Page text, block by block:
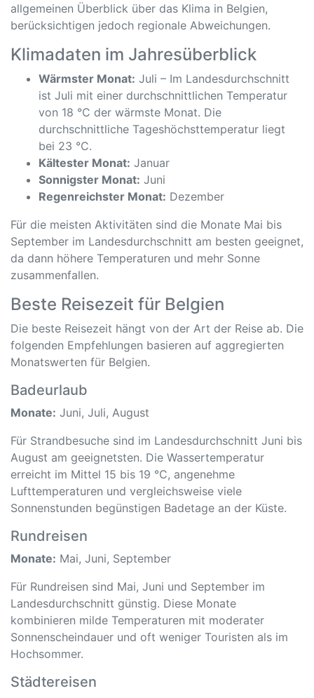
allgemeinen Überblick über das Klima in Belgien,
berücksichtigen jedoch regionale Abweichungen.
Klimadaten im Jahresüberblick
Wärmster Monat: Juli – Im Landesdurchschnitt
ist Juli mit einer durchschnittlichen Temperatur
von 18 °C der wärmste Monat. Die
durchschnittliche Tageshöchsttemperatur liegt
bei 23 °C.
Kältester Monat: Januar
Sonnigster Monat: Juni
Regenreichster Monat: Dezember
Für die meisten Aktivitäten sind die Monate Mai bis
September im Landesdurchschnitt am besten geeignet,
da dann höhere Temperaturen und mehr Sonne
zusammenfallen.
Beste Reisezeit für Belgien
Die beste Reisezeit hängt von der Art der Reise ab. Die
folgenden Empfehlungen basieren auf aggregierten
Monatswerten für Belgien.
Badeurlaub
Monate: Juni, Juli, August
Für Strandbesuche sind im Landesdurchschnitt Juni bis
August am geeignetsten. Die Wassertemperatur
erreicht im Mittel 15 bis 19 °C, angenehme
Lufttemperaturen und vergleichsweise viele
Sonnenstunden begünstigen Badetage an der Küste.
Rundreisen
Monate: Mai, Juni, September
Für Rundreisen sind Mai, Juni und September im
Landesdurchschnitt günstig. Diese Monate
kombinieren milde Temperaturen mit moderater
Sonnenscheindauer und oft weniger Touristen als im
Hochsommer.
Städtereisen